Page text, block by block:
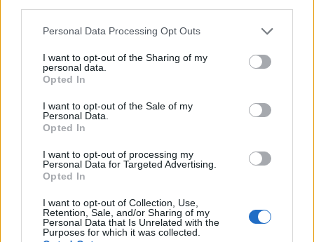
Please note that this website/app uses one or more Google
not limited to your visit or usage behaviour. You may click to
grant or deny consent to Google and its third-party tags to
use your data for below specified purposes in below Google
consent section.
Personal Data Processing Opt Outs
I want to opt-out of the Sharing of my
personal data.
Opted In
I want to opt-out of the Sale of my
Personal Data.
Opted In
I want to opt-out of processing my
Personal Data for Targeted Advertising.
Opted In
I want to opt-out of Collection, Use,
Retention, Sale, and/or Sharing of my
Personal Data that Is Unrelated with the
Purposes for which it was collected.
Differenza salariale media
dell’amministratore delegato per livello di
Scuola superiore
Certificato o Diploma
Laurea triennale
Master + 44% 12.100 EUR